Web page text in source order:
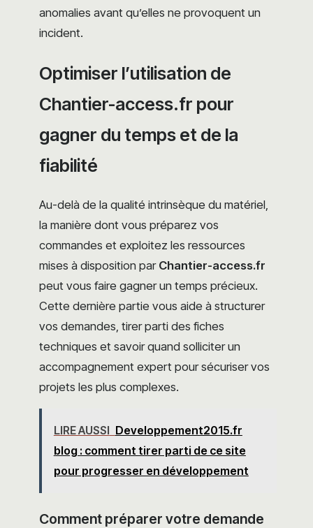
anomalies avant qu’elles ne provoquent un
incident.
Optimiser l’utilisation de
Chantier-access.fr pour
gagner du temps et de la
fiabilité
Au-delà de la qualité intrinsèque du matériel,
la manière dont vous préparez vos
commandes et exploitez les ressources
mises à disposition par Chantier-access.fr
peut vous faire gagner un temps précieux.
Cette dernière partie vous aide à structurer
vos demandes, tirer parti des fiches
techniques et savoir quand solliciter un
accompagnement expert pour sécuriser vos
projets les plus complexes.
LIRE AUSSI Developpement2015.fr
blog : comment tirer parti de ce site
pour progresser en développement
Comment préparer votre demande